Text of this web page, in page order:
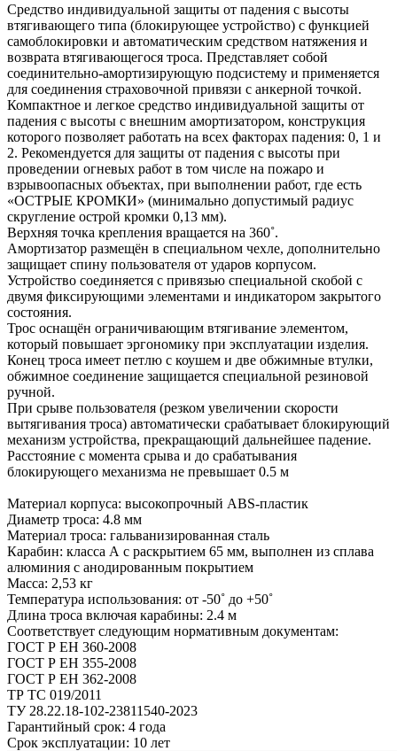
Средство индивидуальной защиты от падения с высоты
втягивающего типа (блокирующее устройство) с функцией
самоблокировки и автоматическим средством натяжения и
возврата втягивающегося троса. Представляет собой
соединительно-амортизирующую подсистему и применяется
для соединения страховочной привязи с анкерной точкой.
Компактное и легкое средство индивидуальной защиты от
падения с высоты с внешним амортизатором, конструкция
которого позволяет работать на всех факторах падения: 0, 1 и
2. Рекомендуется для защиты от падения с высоты при
проведении огневых работ в том числе на пожаро и
взрывоопасных объектах, при выполнении работ, где есть
«ОСТРЫЕ КРОМКИ» (минимально допустимый радиус
скругление острой кромки 0,13 мм).
Верхняя точка крепления вращается на 360˚.
Амортизатор размещён в специальном чехле, дополнительно
защищает спину пользователя от ударов корпусом.
Устройство соединяется с привязью специальной скобой с
двумя фиксирующими элементами и индикатором закрытого
состояния.
Трос оснащён ограничивающим втягивание элементом,
который повышает эргономику при эксплуатации изделия.
Конец троса имеет петлю с коушем и две обжимные втулки,
обжимное соединение защищается специальной резиновой
ручной.
При срыве пользователя (резком увеличении скорости
вытягивания троса) автоматически срабатывает блокирующий
механизм устройства, прекращающий дальнейшее падение.
Расстояние с момента срыва и до срабатывания
блокирующего механизма не превышает 0.5 м
Материал корпуса: высокопрочный ABS-пластик
Диаметр троса: 4.8 мм
Материал троса: гальванизированная сталь
Карабин: класса А с раскрытием 65 мм, выполнен из сплава
алюминия с анодированным покрытием
Масса: 2,53 кг
Температура использования: от -50˚ до +50˚
Длина троса включая карабины: 2.4 м
Соответствует следующим нормативным документам:
ГОСТ Р ЕН 360-2008
ГОСТ Р ЕН 355-2008
ГОСТ Р ЕН 362-2008
ТР ТС 019/2011
ТУ 28.22.18-102-23811540-2023
Гарантийный срок: 4 года
Срок эксплуатации: 10 лет